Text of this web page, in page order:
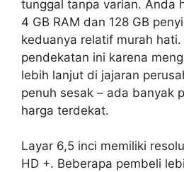
tunggal tanpa varian. Anda
4 GB RAM dan 128 GB
keduanya relatif murah hati.
pendekatan ini karena
lebih lanjut di jajaran
penuh sesak – ada banyak
harga terdekat.
Layar 6,5 inci memiliki
HD +. Beberapa pembeli